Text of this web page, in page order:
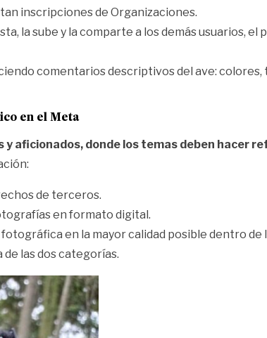
inscripciones de Organizaciones.
la sube y la comparte a los demás usuarios,
comentarios descriptivos del ave: colores,
en el Meta
aficionados, donde los temas deben hacer
de terceros.
en formato digital.
en la mayor calidad posible dentro de
de las dos categorías.